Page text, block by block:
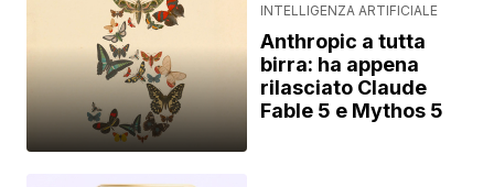
INTELLIGENZA ARTIFICIALE
Anthropic a tutta
birra: ha appena
rilasciato Claude
Fable 5 e Mythos 5